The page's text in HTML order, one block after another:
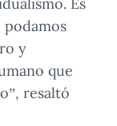
Es
y
que
resaltó